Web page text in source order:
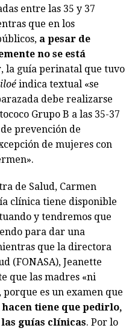
entre las 35 y 37
que en los
a pesar de
no se está
la guía perinatal que tuvo
indica textual «se
debe realizarse
Grupo B a las 35-37
prevención de
de mujeres con
de Salud, Carmen
clínica tiene disponible
y tendremos que
para dar una
que la directora
(FONASA), Jeanette
que las madres «ni
es un examen que
hacen tiene que pedirlo,
guías clínicas. Por lo